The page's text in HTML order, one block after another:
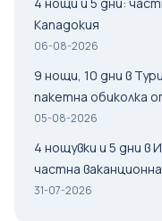
Кападокия
06-08-2026
9 нощи, 10 дни в
пакетна обиколка
05-08-2026
4 нощувки и 5 дни в
частна
31-07-2026